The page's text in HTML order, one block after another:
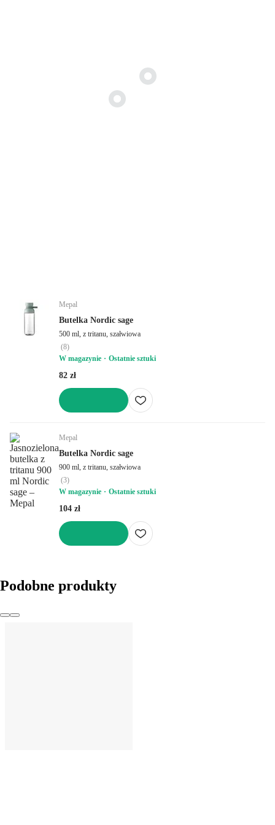
Mepal
Butelka Nordic sage
500 ml, z tritanu, szałwiowa
(8)
W magazynie
Ostatnie sztuki
82 zł
Mepal
Butelka Nordic sage
900 ml, z tritanu, szałwiowa
(3)
W magazynie
Ostatnie sztuki
104 zł
Podobne produkty